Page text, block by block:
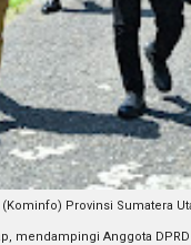
Provinsi Sumatera
mendampingi Anggota